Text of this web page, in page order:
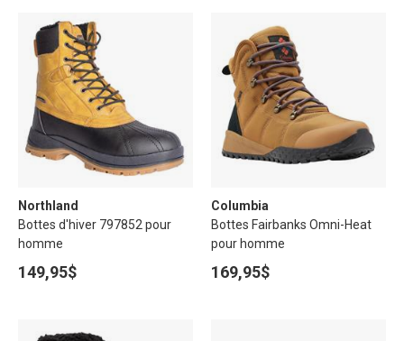
Northland
Bottes d'hiver 797852 pour
homme
149,95$
Columbia
Bottes Fairbanks Omni-Heat
pour homme
169,95$